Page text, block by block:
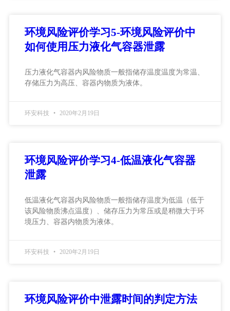
环境风险评价学习5-环境风险评价中
如何使用压力液化气容器泄露
压力液化气容器内风险物质一般指储存温度温度为常温、
存储压力为高压、容器内物质为液体。
环安科技 2020年2月19日
环境风险评价学习4-低温液化气容器
泄露
低温液化气容器内风险物质一般指储存温度为低温（低于
该风险物质沸点温度）、储存压力为常压或是稍微大于环
境压力、容器内物质为液体。
环安科技 2020年2月19日
环境风险评价中泄露时间的判定方法